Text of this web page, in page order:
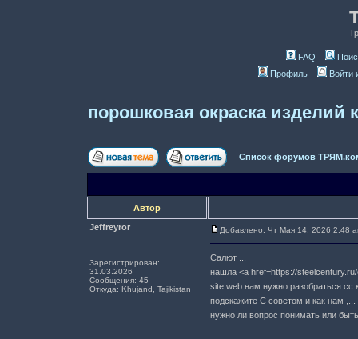
FAQ
Профиль
Войти
порошковая окраска изделий
Список форумов
Автор
Jeffreyror
Зарегистрирован:
31.03.2026
Сообщения: 45
Откуда: Khujand, Tajikistan
Добавлено: Чт Мая 14, 2026 2:48
Салют ...
нашла <a href=https://steelcentury.ru/
site web нам нужно разобраться
подскажите C советом и как нам ,...
нужно ли вопрос понимать или